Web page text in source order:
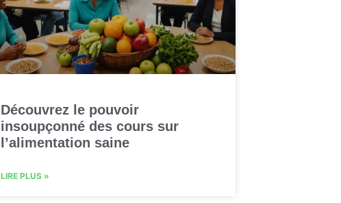
Découvrez le pouvoir
insoupçonné des cours sur
l’alimentation saine
LIRE PLUS »